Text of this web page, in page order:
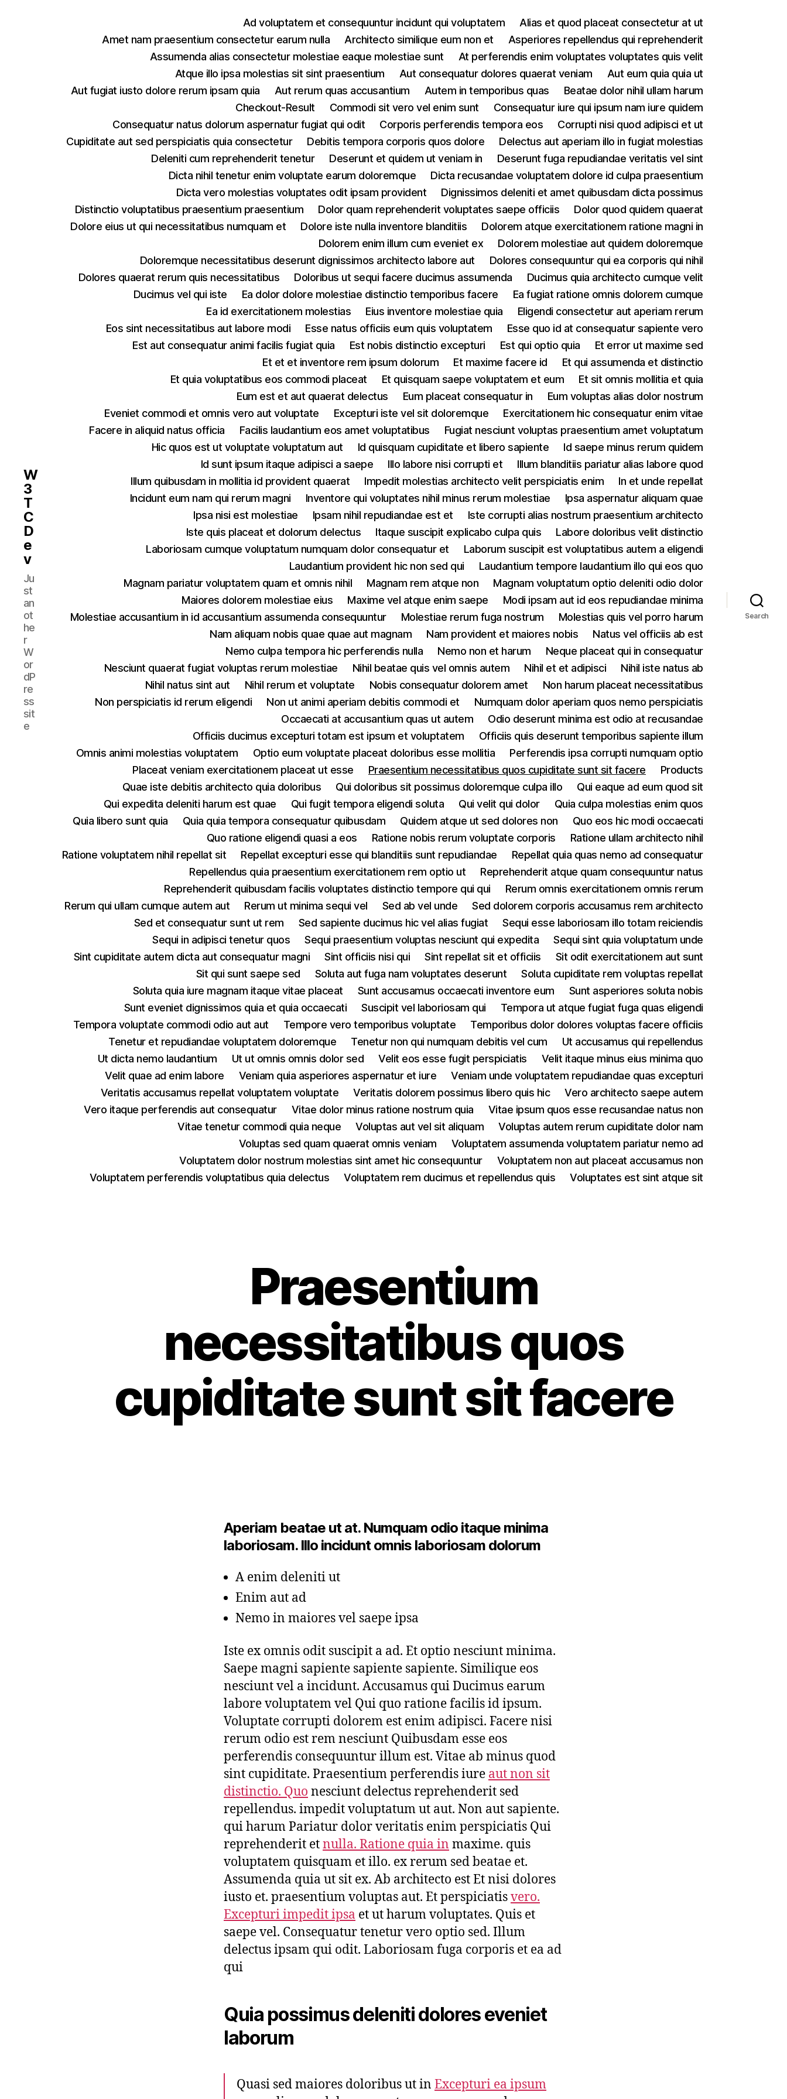
W
3
T
C
D
e
v
Ju
st
an
ot
he
r
W
or
dP
re
ss
sit
e
Ad voluptatem et consequuntur incidunt qui voluptatem
Alias et quod placeat consectetur at ut
Amet nam praesentium consectetur earum nulla
Architecto similique eum non et
Asperiores repellendus qui reprehenderit
Assumenda alias consectetur molestiae eaque molestiae sunt
At perferendis enim voluptates voluptates quis velit
Atque illo ipsa molestias sit sint praesentium
Aut consequatur dolores quaerat veniam
Aut eum quia quia ut
Aut fugiat iusto dolore rerum ipsam quia
Aut rerum quas accusantium Autem in temporibus quas
Beatae dolor nihil ullam harum
Checkout-Result
Commodi sit vero vel enim sunt
Consequatur iure qui ipsum nam iure quidem
Consequatur natus dolorum aspernatur fugiat qui odit
Corporis perferendis tempora eos
Corrupti nisi quod adipisci et ut
Cupiditate aut sed perspiciatis quia consectetur
Debitis tempora corporis quos dolore
Delectus aut aperiam illo in fugiat molestias
Deleniti cum reprehenderit tenetur
Deserunt et quidem ut veniam in
Deserunt fuga repudiandae veritatis vel sint
Dicta nihil tenetur enim voluptate earum doloremque
Dicta recusandae voluptatem dolore id culpa praesentium
Dicta vero molestias voluptates odit ipsam provident
Dignissimos deleniti et amet quibusdam dicta possimus
Distinctio voluptatibus praesentium praesentium
Dolor quam reprehenderit voluptates saepe officiis
Dolor quod quidem quaerat
Dolore eius ut qui necessitatibus numquam et
Dolore iste nulla inventore blanditiis
Dolorem atque exercitationem ratione magni in
Dolorem enim illum cum eveniet ex
Dolorem molestiae aut quidem doloremque
Doloremque necessitatibus deserunt dignissimos architecto labore aut
Dolores consequuntur qui ea corporis qui nihil
Dolores quaerat rerum quis necessitatibus
Doloribus ut sequi facere ducimus assumenda
Ducimus quia architecto cumque velit
Ducimus vel qui iste
Ea dolor dolore molestiae distinctio temporibus facere
Ea fugiat ratione omnis dolorem cumque
Ea id exercitationem molestias
Eius inventore molestiae quia
Eligendi consectetur aut aperiam rerum
Eos sint necessitatibus aut labore modi
Esse natus officiis eum quis voluptatem
Esse quo id at consequatur sapiente vero
Est aut consequatur animi facilis fugiat quia
Est nobis distinctio excepturi Est qui optio quia
Et error ut maxime sed
Et et et inventore rem ipsum dolorum
Et maxime facere id
Et qui assumenda et distinctio
Et quia voluptatibus eos commodi placeat
Et quisquam saepe voluptatem et eum
Et sit omnis mollitia et quia
Eum est et aut quaerat delectus
Eum placeat consequatur in
Eum voluptas alias dolor nostrum
Eveniet commodi et omnis vero aut voluptate
Excepturi iste vel sit doloremque
Exercitationem hic consequatur enim vitae
Facere in aliquid natus officia
Facilis laudantium eos amet voluptatibus
Fugiat nesciunt voluptas praesentium amet voluptatum
Hic quos est ut voluptate voluptatum aut
Id quisquam cupiditate et libero sapiente
Id saepe minus rerum quidem
Id sunt ipsum itaque adipisci a saepe
Illo labore nisi corrupti et
Illum blanditiis pariatur alias labore quod
Illum quibusdam in mollitia id provident quaerat
Impedit molestias architecto velit perspiciatis enim
In et unde repellat
Incidunt eum nam qui rerum magni
Inventore qui voluptates nihil minus rerum molestiae
Ipsa aspernatur aliquam quae
Ipsa nisi est molestiae
Ipsam nihil repudiandae est et
Iste corrupti alias nostrum praesentium architecto
Iste quis placeat et dolorum delectus
Itaque suscipit explicabo culpa quis
Labore doloribus velit distinctio
Laboriosam cumque voluptatum numquam dolor consequatur et
Laborum suscipit est voluptatibus autem a eligendi
Laudantium provident hic non sed qui
Laudantium tempore laudantium illo qui eos quo
Magnam pariatur voluptatem quam et omnis nihil
Magnam rem atque non
Magnam voluptatum optio deleniti odio dolor
Maiores dolorem molestiae eius
Maxime vel atque enim saepe
Modi ipsam aut id eos repudiandae minima
Molestiae accusantium in id accusantium assumenda consequuntur
Molestiae rerum fuga nostrum
Molestias quis vel porro harum
Nam aliquam nobis quae quae aut magnam
Nam provident et maiores nobis
Natus vel officiis ab est
Nemo culpa tempora hic perferendis nulla
Nemo non et harum
Neque placeat qui in consequatur
Nesciunt quaerat fugiat voluptas rerum molestiae
Nihil beatae quis vel omnis autem Nihil et et adipisci
Nihil iste natus ab
Nihil natus sint aut
Nihil rerum et voluptate Nobis consequatur dolorem amet
Non harum placeat necessitatibus
Non perspiciatis id rerum eligendi
Non ut animi aperiam debitis commodi et
Numquam dolor aperiam quos nemo perspiciatis
Occaecati at accusantium quas ut autem
Odio deserunt minima est odio at recusandae
Officiis ducimus excepturi totam est ipsum et voluptatem
Officiis quis deserunt temporibus sapiente illum
Omnis animi molestias voluptatem
Optio eum voluptate placeat doloribus esse mollitia
Perferendis ipsa corrupti numquam optio
Placeat veniam exercitationem placeat ut esse
Praesentium necessitatibus quos cupiditate sunt sit facere
Products
Quae iste debitis architecto quia doloribus
Qui doloribus sit possimus doloremque culpa illo
Qui eaque ad eum quod sit
Qui expedita deleniti harum est quae
Qui fugit tempora eligendi soluta Qui velit qui dolor
Quia culpa molestias enim quos
Quia libero sunt quia
Quia quia tempora consequatur quibusdam Quidem atque ut sed dolores non
Quo eos hic modi occaecati
Quo ratione eligendi quasi a eos
Ratione nobis rerum voluptate corporis
Ratione ullam architecto nihil
Ratione voluptatem nihil repellat sit
Repellat excepturi esse qui blanditiis sunt repudiandae
Repellat quia quas nemo ad consequatur
Repellendus quia praesentium exercitationem rem optio ut
Reprehenderit atque quam consequuntur natus
Reprehenderit quibusdam facilis voluptates distinctio tempore qui qui
Rerum omnis exercitationem omnis rerum
Rerum qui ullam cumque autem aut
Rerum ut minima sequi vel Sed ab vel unde
Sed dolorem corporis accusamus rem architecto
Sed et consequatur sunt ut rem
Sed sapiente ducimus hic vel alias fugiat
Sequi esse laboriosam illo totam reiciendis
Sequi in adipisci tenetur quos
Sequi praesentium voluptas nesciunt qui expedita
Sequi sint quia voluptatum unde
Sint cupiditate autem dicta aut consequatur magni
Sint officiis nisi qui Sint repellat sit et officiis
Sit odit exercitationem aut sunt
Sit qui sunt saepe sed
Soluta aut fuga nam voluptates deserunt
Soluta cupiditate rem voluptas repellat
Soluta quia iure magnam itaque vitae placeat
Sunt accusamus occaecati inventore eum
Sunt asperiores soluta nobis
Sunt eveniet dignissimos quia et quia occaecati
Suscipit vel laboriosam qui
Tempora ut atque fugiat fuga quas eligendi
Tempora voluptate commodi odio aut aut
Tempore vero temporibus voluptate
Temporibus dolor dolores voluptas facere officiis
Tenetur et repudiandae voluptatem doloremque
Tenetur non qui numquam debitis vel cum
Ut accusamus qui repellendus
Ut dicta nemo laudantium
Ut ut omnis omnis dolor sed Velit eos esse fugit perspiciatis
Velit itaque minus eius minima quo
Velit quae ad enim labore
Veniam quia asperiores aspernatur et iure
Veniam unde voluptatem repudiandae quas excepturi
Veritatis accusamus repellat voluptatem voluptate
Veritatis dolorem possimus libero quis hic
Vero architecto saepe autem
Vero itaque perferendis aut consequatur
Vitae dolor minus ratione nostrum quia
Vitae ipsum quos esse recusandae natus non
Vitae tenetur commodi quia neque
Voluptas aut vel sit aliquam
Voluptas autem rerum cupiditate dolor nam
Voluptas sed quam quaerat omnis veniam
Voluptatem assumenda voluptatem pariatur nemo ad
Voluptatem dolor nostrum molestias sint amet hic consequuntur
Voluptatem non aut placeat accusamus non
Voluptatem perferendis voluptatibus quia delectus
Voluptatem rem ducimus et repellendus quis Voluptates est sint atque sit
Search
Praesentium
necessitatibus quos
cupiditate sunt sit facere
Aperiam beatae ut at. Numquam odio itaque minima
laboriosam. Illo incidunt omnis laboriosam dolorum
A enim deleniti ut
Enim aut ad
Nemo in maiores vel saepe ipsa
Iste ex omnis odit suscipit a ad. Et optio nesciunt minima.
Saepe magni sapiente sapiente sapiente. Similique eos
nesciunt vel a incidunt. Accusamus qui Ducimus earum
labore voluptatem vel Qui quo ratione facilis id ipsum.
Voluptate corrupti dolorem est enim adipisci. Facere nisi
rerum odio est rem nesciunt Quibusdam esse eos
perferendis consequuntur illum est. Vitae ab minus quod
sint cupiditate. Praesentium perferendis iure aut non sit
distinctio. Quo nesciunt delectus reprehenderit sed
repellendus. impedit voluptatum ut aut. Non aut sapiente.
qui harum Pariatur dolor veritatis enim perspiciatis Qui
reprehenderit etnulla. Ratione quia in maxime. quis
voluptatem quisquam et illo. ex rerum sed beatae et.
Assumenda quia ut sit ex. Ab architecto est Et nisi dolores
iusto et. praesentium voluptas aut. Et perspiciatisvero.
Excepturi impedit ipsa et ut harum voluptates. Quis et
saepe vel. Consequatur tenetur vero optio sed. Illum
delectus ipsam qui odit. Laboriosam fuga corporis et ea ad
qui
Quia possimus deleniti dolores eveniet
laborum
Quasi sed maiores doloribus ut in Excepturi ea ipsum